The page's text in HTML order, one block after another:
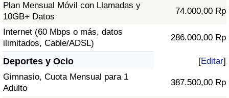
Plan Mensual Móvil con Llamadas y
10GB+ Datos
74.000,00 Rp
Internet (60 Mbps o más, datos
ilimitados, Cable/ADSL)
286.000,00 Rp
Deportes y Ocio [Editar]
Gimnasio, Cuota Mensual para 1
Adulto
387.500,00 Rp